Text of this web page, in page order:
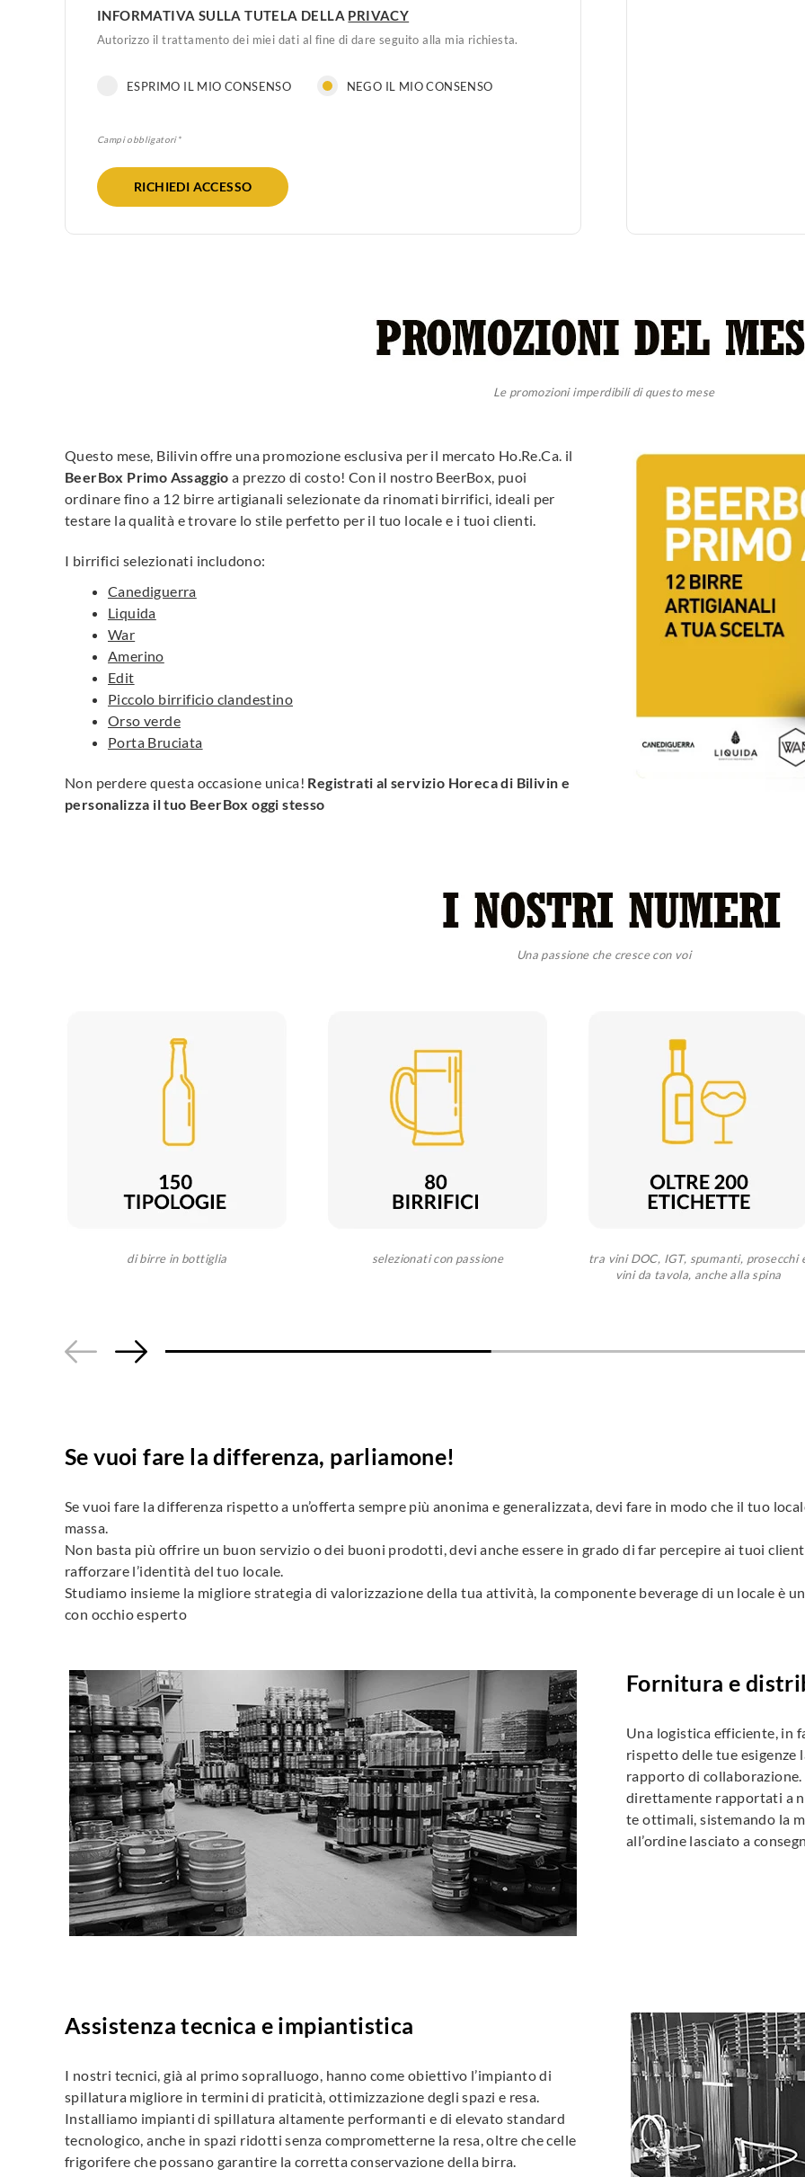
INFORMATIVA SULLA TUTELA DELLA PRIVACY
Autorizzo il trattamento dei miei dati al fine di dare seguito alla mia richiesta.
ESPRIMO IL MIO CONSENSO NEGO IL MIO CONSENSO
Campi obbligatori*
RICHIEDI ACCESSO
Le promozioni imperdibili di questo mese
Questo mese, Bilivin offre una promozione esclusiva per il mercato Ho.Re.Ca. il
BeerBox Primo Assaggio a prezzo di costo! Con il nostro BeerBox, puoi
ordinare fino a 12 birre artigianali selezionate da rinomati birrifici, ideali per
testare la qualità e trovare lo stile perfetto per il tuo locale e i tuoi clienti.
I birrifici selezionati includono:
Canediguerra
Liquida
War
Amerino
Edit
Piccolo birrificio clandestino
Orso verde
Porta Bruciata
Non perdere questa occasione unica! Registrati al servizio Horeca di Bilivin e
personalizza il tuo BeerBox oggi stesso
Una passione che cresce con voi
di birre in bottiglia selezionati con passione
tra vini DOC, IGT, spumanti, prosecchi
vini da tavola, anche alla spina
Se vuoi fare la differenza, parliamone!
Se vuoi fare la differenza rispetto a un’offerta sempre più anonima e generalizzata, devi fare in modo che il tuo
massa.
Non basta più offrire un buon servizio o dei buoni prodotti, devi anche essere in grado di far percepire ai tuoi
rafforzare l’identità del tuo locale.
Studiamo insieme la migliore strategia di valorizzazione della tua attività, la componente beverage di un locale è
con occhio esperto
Fornitura e
Una logistica efficiente, in
rispetto delle tue esigenze
rapporto di
direttamente rapportati a
te ottimali, sistemando la
all’ordine lasciato a
Assistenza tecnica e impiantistica
I nostri tecnici, già al primo sopralluogo, hanno come obiettivo l’impianto di
spillatura migliore in termini di praticità, ottimizzazione degli spazi e resa.
Installiamo impianti di spillatura altamente performanti e di elevato standard
tecnologico, anche in spazi ridotti senza comprometterne la resa, oltre che celle
frigorifere che possano garantire la corretta conservazione della birra.